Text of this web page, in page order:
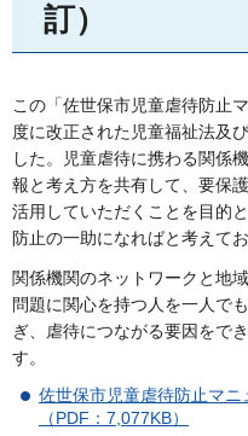
訂）
この「佐世保市児童虐待防止
度に改正された児童福祉法及
した。児童虐待に携わる関係
報と考え方を共有して、要保
活用していただくことを目的
防止の一助になればと考えてお
関係機関のネットワークと地
問題に関心を持つ人を一人で
ぎ、虐待につながる要因をで
す。
佐世保市児童虐待防止マ
（PDF：7,077KB）